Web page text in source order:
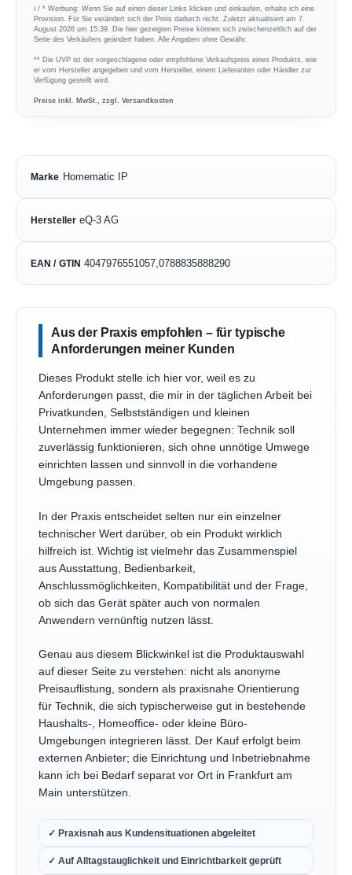
ℹ︎ / * Werbung: Wenn Sie auf einen dieser Links klicken und einkaufen, erhalte ich eine
Provision. Für Sie verändert sich der Preis dadurch nicht. Zuletzt aktualisiert am 7.
August 2026 um 15:39. Die hier gezeigten Preise können sich zwischenzeitlich auf der
Seite des Verkäufers geändert haben. Alle Angaben ohne Gewähr.
** Die UVP ist der vorgeschlagene oder empfohlene Verkaufspreis eines Produkts, wie
er vom Hersteller angegeben und vom Hersteller, einem Lieferanten oder Händler zur
Verfügung gestellt wird.
Preise inkl. MwSt., zzgl. Versandkosten
Marke Homematic IP
Hersteller eQ-3 AG
EAN / GTIN 4047976551057,0788835888290
Aus der Praxis empfohlen – für typische
Anforderungen meiner Kunden
Dieses Produkt stelle ich hier vor, weil es zu
Anforderungen passt, die mir in der täglichen Arbeit bei
Privatkunden, Selbstständigen und kleinen
Unternehmen immer wieder begegnen: Technik soll
zuverlässig funktionieren, sich ohne unnötige Umwege
einrichten lassen und sinnvoll in die vorhandene
Umgebung passen.
In der Praxis entscheidet selten nur ein einzelner
technischer Wert darüber, ob ein Produkt wirklich
hilfreich ist. Wichtig ist vielmehr das Zusammenspiel
aus Ausstattung, Bedienbarkeit,
Anschlussmöglichkeiten, Kompatibilität und der Frage,
ob sich das Gerät später auch von normalen
Anwendern vernünftig nutzen lässt.
Genau aus diesem Blickwinkel ist die Produktauswahl
auf dieser Seite zu verstehen: nicht als anonyme
Preisauflistung, sondern als praxisnahe Orientierung
für Technik, die sich typischerweise gut in bestehende
Haushalts-, Homeoffice- oder kleine Büro-
Umgebungen integrieren lässt. Der Kauf erfolgt beim
externen Anbieter; die Einrichtung und Inbetriebnahme
kann ich bei Bedarf separat vor Ort in Frankfurt am
Main unterstützen.
✓ Praxisnah aus Kundensituationen abgeleitet
✓ Auf Alltagstauglichkeit und Einrichtbarkeit geprüft